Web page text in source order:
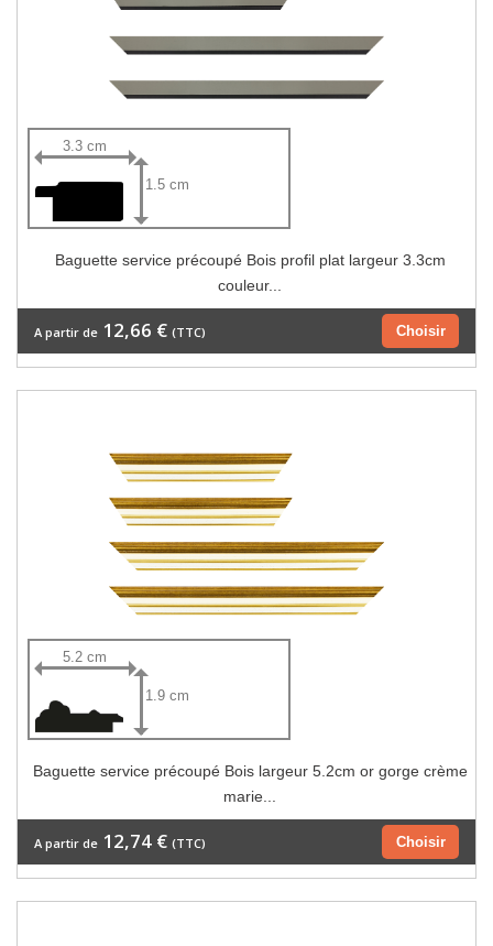
3.3 cm
1.5 cm
Baguette service précoupé Bois profil plat largeur 3.3cm
couleur...
Choisir
A partir de 12,66 € (TTC)
5.2 cm
1.9 cm
Baguette service précoupé Bois largeur 5.2cm or gorge crème
marie...
Choisir
A partir de 12,74 € (TTC)